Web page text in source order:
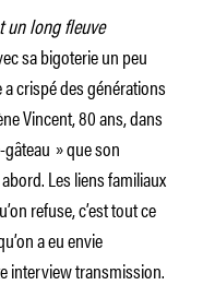
un long fleuve
sa bigoterie un peu
a crispé des générations
Vincent, 80 ans, dans
» que son
Les liens familiaux
refuse, c’est tout ce
a eu envie
interview transmission.